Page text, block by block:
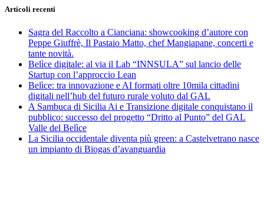
Articoli recenti
Sagra del Raccolto a Cianciana: showcooking d’autore con
Peppe Giuffrè, Il Pastaio Matto, chef Mangiapane, concerti e
tante novità.
Belìce digitale: al via il Lab “INNSULA” sul lancio delle
Startup con l’approccio Lean
Belìce: tra innovazione e AI formati oltre 10mila cittadini
digitali nell’hub del futuro rurale voluto dal GAL
A Sambuca di Sicilia Ai e Transizione digitale conquistano il
pubblico: successo del progetto “Dritto al Punto” del GAL
Valle del Belìce
La Sicilia occidentale diventa più green: a Castelvetrano nasce
un impianto di Biogas d’avanguardia